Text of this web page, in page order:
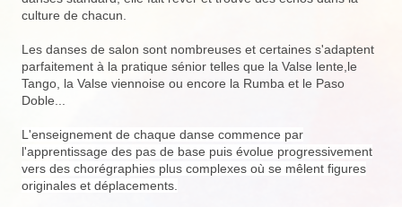
culture de chacun.
Les danses de salon sont nombreuses et certaines s'adaptent
parfaitement à la pratique sénior telles que la Valse lente,le
Tango, la Valse viennoise ou encore la Rumba et le Paso
Doble...
L'enseignement de chaque danse commence par
l'apprentissage des pas de base puis évolue progressivement
vers des chorégraphies plus complexes où se mêlent figures
originales et déplacements.